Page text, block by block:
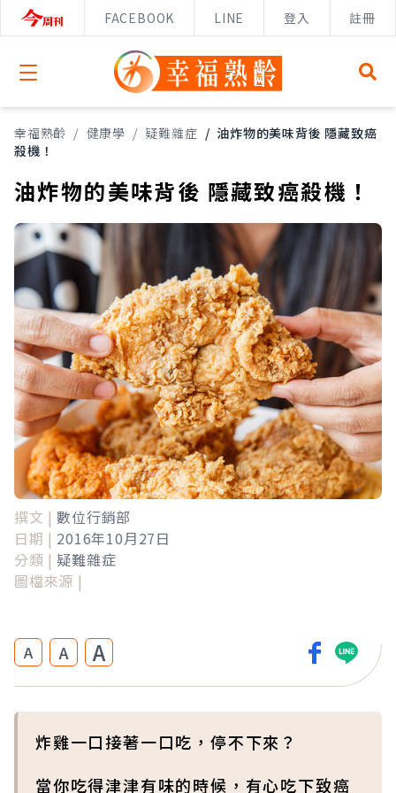
FACEBOOK LINE 登入 註冊
Open menu
幸福熟齡 / 健康學 / 疑難雜症 / 油炸物的美味背後 隱藏致癌
殺機！
油炸物的美味背後 隱藏致癌殺機！
撰文 | 數位行銷部
日期 | 2016年10月27日
分類 | 疑難雜症
圖檔來源 |
A A A
炸雞一口接著一口吃，停不下來？
當你吃得津津有味的時候，有心吃下致癌